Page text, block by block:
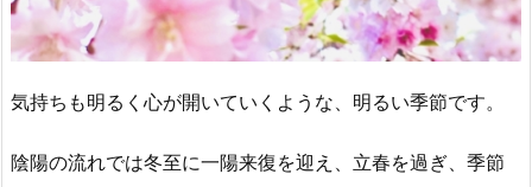
気持ちも明るく心が開いていくような、明るい季節です。
陰陽の流れでは冬至に一陽来復を迎え、立春を過ぎ、季節